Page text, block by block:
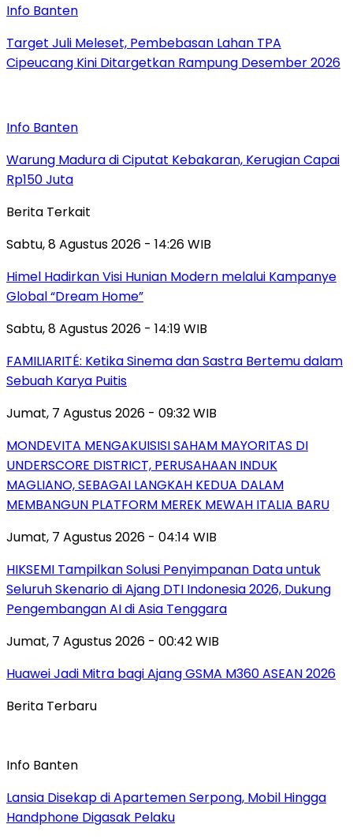
Info Banten
Target Juli Meleset, Pembebasan Lahan TPA
Cipeucang Kini Ditargetkan Rampung Desember 2026
Info Banten
Warung Madura di Ciputat Kebakaran, Kerugian Capai
Rp150 Juta
Berita Terkait
Sabtu, 8 Agustus 2026 - 14:26 WIB
Himel Hadirkan Visi Hunian Modern melalui Kampanye
Global “Dream Home”
Sabtu, 8 Agustus 2026 - 14:19 WIB
FAMILIARITÉ: Ketika Sinema dan Sastra Bertemu dalam
Sebuah Karya Puitis
Jumat, 7 Agustus 2026 - 09:32 WIB
MONDEVITA MENGAKUISISI SAHAM MAYORITAS DI
UNDERSCORE DISTRICT, PERUSAHAAN INDUK
MAGLIANO, SEBAGAI LANGKAH KEDUA DALAM
MEMBANGUN PLATFORM MEREK MEWAH ITALIA BARU
Jumat, 7 Agustus 2026 - 04:14 WIB
HIKSEMI Tampilkan Solusi Penyimpanan Data untuk
Seluruh Skenario di Ajang DTI Indonesia 2026, Dukung
Pengembangan AI di Asia Tenggara
Jumat, 7 Agustus 2026 - 00:42 WIB
Huawei Jadi Mitra bagi Ajang GSMA M360 ASEAN 2026
Berita Terbaru
Info Banten
Lansia Disekap di Apartemen Serpong, Mobil Hingga
Handphone Digasak Pelaku